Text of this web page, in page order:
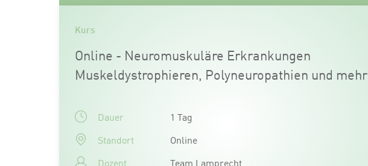
Kurs
Online - Neuromuskuläre Erkrankungen
Muskeldystrophieren, Polyneuropathien und mehr
Dauer
1 Tag
Standort
Online
Dozent
Team Lamprecht